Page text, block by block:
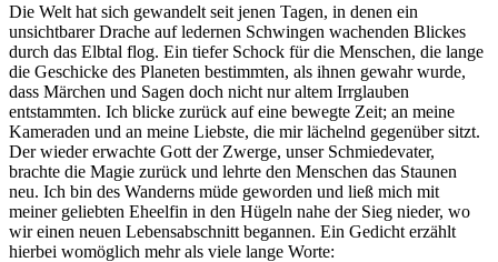
Die Welt hat sich gewandelt seit jenen Tagen, in denen ein
unsichtbarer Drache auf ledernen Schwingen wachenden Blickes
durch das Elbtal flog. Ein tiefer Schock für die Menschen, die lange
die Geschicke des Planeten bestimmten, als ihnen gewahr wurde,
dass Märchen und Sagen doch nicht nur altem Irrglauben
entstammten. Ich blicke zurück auf eine bewegte Zeit; an meine
Kameraden und an meine Liebste, die mir lächelnd gegenüber sitzt.
Der wieder erwachte Gott der Zwerge, unser Schmiedevater,
brachte die Magie zurück und lehrte den Menschen das Staunen
neu. Ich bin des Wanderns müde geworden und ließ mich mit
meiner geliebten Eheelfin in den Hügeln nahe der Sieg nieder, wo
wir einen neuen Lebensabschnitt begannen. Ein Gedicht erzählt
hierbei womöglich mehr als viele lange Worte: